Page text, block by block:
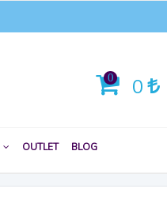
0 0
OUTLET BLOG